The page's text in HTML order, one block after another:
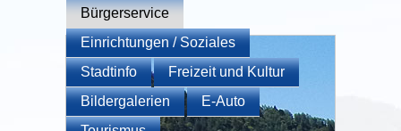
Bürgerservice
Einrichtungen / Soziales
Stadtinfo
Freizeit und Kultur
Bildergalerien
E-Auto